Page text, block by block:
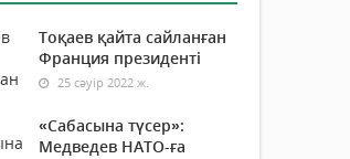
Тоқаев қайта сайланған
Франция президенті
25 сәуір 2022 ж.
«Сабасына түсер»:
Медведев НАТО-ға